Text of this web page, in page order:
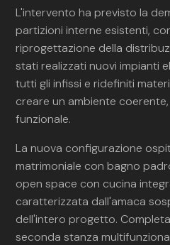
L'intervento ha previsto la
partizioni interne esistenti,
riprogettazione della
stati realizzati nuovi impianti
tutti gli infissi e ridefiniti
creare un ambiente
funzionale.
La nuova configurazione
matrimoniale con bagno
open space con cucina
caratterizzata dall'amaca
dell'intero progetto.
seconda stanza